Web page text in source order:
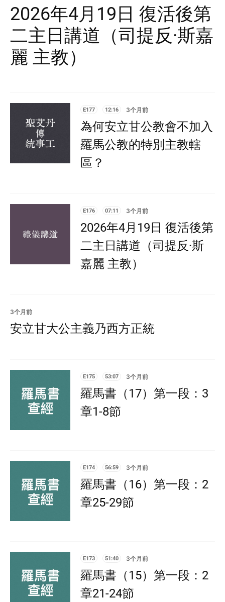
2026年4月19日 復活後第
二主日講道（司提反·斯嘉
麗 主教）
E177 12:16 3个月前
為何安立甘公教會不加入
羅馬公教的特別主教轄
區？
E176 07:11 3个月前
2026年4月19日 復活後第
二主日講道（司提反·斯
嘉麗 主教）
3个月前
安立甘大公主義乃西方正統
E175 53:07 3个月前
羅馬書（17）第一段：3
章1-8節
E174 56:59 3个月前
羅馬書（16）第一段：2
章25-29節
E173 51:40 3个月前
羅馬書（15）第一段：2
章21-24節